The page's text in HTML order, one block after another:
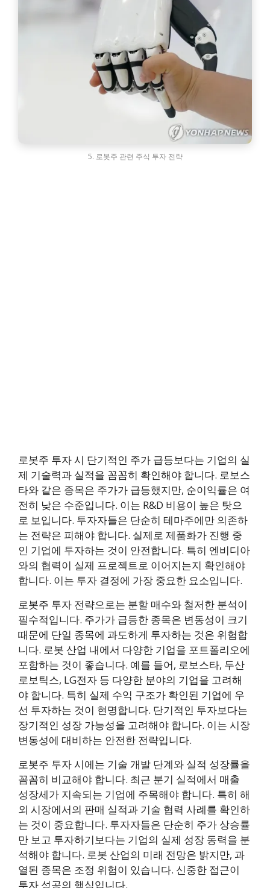
5. 로봇주 관련 주식 투자 전략
로봇주 투자 시 단기적인 주가 급등보다는 기업의 실
제 기술력과 실적을 꼼꼼히 확인해야 합니다. 로보스
타와 같은 종목은 주가가 급등했지만, 순이익률은 여
전히 낮은 수준입니다. 이는 R&D 비용이 높은 탓으
로 보입니다. 투자자들은 단순히 테마주에만 의존하
는 전략은 피해야 합니다. 실제로 제품화가 진행 중
인 기업에 투자하는 것이 안전합니다. 특히 엔비디아
와의 협력이 실제 프로젝트로 이어지는지 확인해야
합니다. 이는 투자 결정에 가장 중요한 요소입니다.
로봇주 투자 전략으로는 분할 매수와 철저한 분석이
필수적입니다. 주가가 급등한 종목은 변동성이 크기
때문에 단일 종목에 과도하게 투자하는 것은 위험합
니다. 로봇 산업 내에서 다양한 기업을 포트폴리오에
포함하는 것이 좋습니다. 예를 들어, 로보스타, 두산
로보틱스, LG전자 등 다양한 분야의 기업을 고려해
야 합니다. 특히 실제 수익 구조가 확인된 기업에 우
선 투자하는 것이 현명합니다. 단기적인 투자보다는
장기적인 성장 가능성을 고려해야 합니다. 이는 시장
변동성에 대비하는 안전한 전략입니다.
로봇주 투자 시에는 기술 개발 단계와 실적 성장률을
꼼꼼히 비교해야 합니다. 최근 분기 실적에서 매출
성장세가 지속되는 기업에 주목해야 합니다. 특히 해
외 시장에서의 판매 실적과 기술 협력 사례를 확인하
는 것이 중요합니다. 투자자들은 단순히 주가 상승률
만 보고 투자하기보다는 기업의 실제 성장 동력을 분
석해야 합니다. 로봇 산업의 미래 전망은 밝지만, 과
열된 종목은 조정 위험이 있습니다. 신중한 접근이
투자 성공의 핵심입니다.